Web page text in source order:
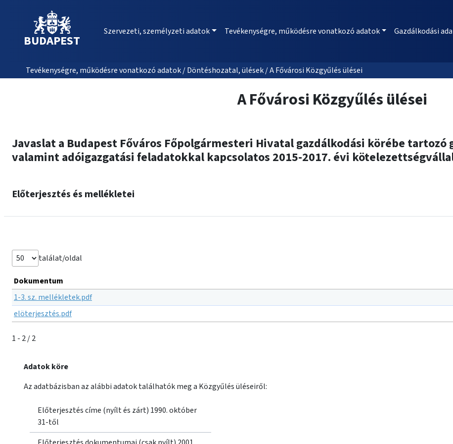
BUDAPEST
Szervezeti, személyzeti adatok Tevékenységre, működésre vonatkozó adatok Gazdálkodási
Tevékenységre, működésre vonatkozó adatok / Döntéshozatal, ülések / A Fővárosi Közgyűlés ülései
A Fővárosi Közgyűlés ülései
Javaslat a Budapest Főváros Főpolgármesteri Hivatal gazdálkodási körébe tartozó
valamint adóigazgatási feladatokkal kapcsolatos 2015-2017. évi
Előterjesztés és mellékletei
találat/oldal
Dokumentum
1-3. sz. mellékletek.pdf
elöterjesztés.pdf
1 - 2 / 2
Adatok köre
Az adatbázisban az alábbi adatok találhatók meg a Közgyűlés üléseiről:
Előterjesztés címe (nyílt és zárt) 1990. október
31-től